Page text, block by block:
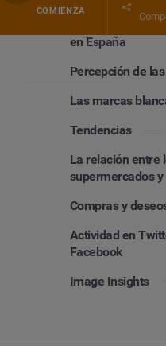
Informe
COMIENZA
Contenido
Share of Voice
cadenas de
en España
Percepción de
Las marcas
Tendencias
La relación entre
supermercados
Compras y
Actividad en
Facebook
Image Insights